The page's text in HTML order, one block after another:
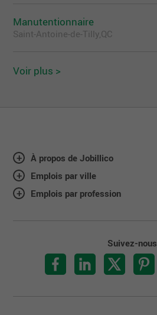
Manutentionnaire
Saint-Antoine-de-Tilly,QC
Voir plus >
À propos de Jobillico
Emplois par ville
Emplois par profession
Suivez-nous